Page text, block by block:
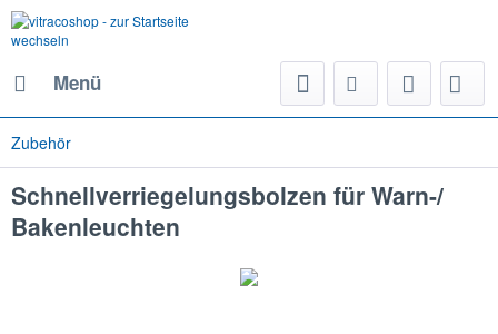
Menü
Zubehör
Schnellverriegelungsbolzen für Warn-/
Bakenleuchten